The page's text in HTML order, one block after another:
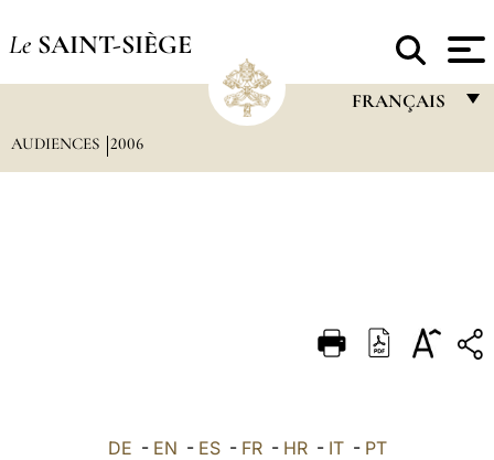
Le SAINT-SIÈGE
FRANÇAIS
DEUTSCH
العربيّة
AUDIENCES 2006
DE - EN - ES- FR- HR- IT- PT